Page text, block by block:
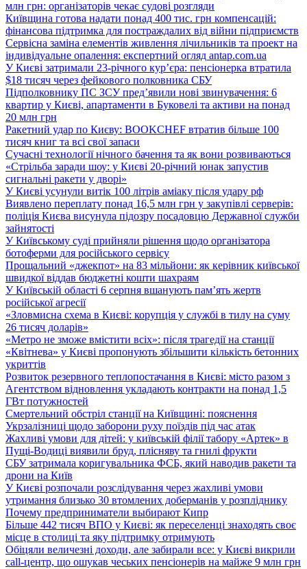
млн грн: організаторів чекає судові розгляди
Київщина готова надати понад 400 тис. грн компенсацій:
фінансова підтримка для постраждалих від війни підприємств
Сервісна заміна елементів живлення лічильників та проект на
індивідуальне опалення: експертний огляд antap.com.ua
У Києві затримали 23-річного кур’єра: пенсіонерка втратила
$18 тисяч через фейкового полковника СБУ
Підполковнику ПС ЗСУ пред’явили нові звинувачення: 6
квартир у Києві, апартаменти в Буковелі та активи на понад
20 млн грн
Ракетний удар по Києву: BOOKCHEF втратив більше 100
тисяч книг та всі свої запаси
Сучасні технології нічного бачення та як вони розвиваються
«Стрільба заради шоу: у Києві 20-річний юнак запустив
сигнальні ракети у дворі»
У Києві усунули витік 100 літрів аміаку після удару рф
Виявлено переплату понад 16,5 млн грн у закупівлі серверів:
поліція Києва висунула підозру посадовцю Державної служби
зайнятості
У Київському суді прийняли рішення щодо організатора
ботоферми для російського сервісу
Прощальний «джекпот» на 83 мільйони: як керівник київської
швидкої віддав бюджетні кошти шахраям
У Київській області 6 серпня вшанують пам’ять жертв
російської агресії
«Зловмисна схема в Києві: корупція у службі в тилу на суму
26 тисяч доларів»
«Метро не зможе вмістити всіх»: після трагедії на станції
«Квітнева» у Києві пропонують збільшити кількість бетонних
укриттів
Розвиток резервного теплопостачання в Києві: місто разом з
Агентством відновлення укладають контракти на понад 1,5
ГВт потужностей
Смертельний обстріл станції на Київщині: пояснення
Укрзалізниці щодо заборони руху поїздів під час атак
Жахливі умови для дітей: у київській філії табору «Артек» в
Пущі-Водиці виявили бруд, плісняву та гнилі фрукти
СБУ затримала коригувальника ФСБ, який наводив ракети та
дрони на Київ
У Києві розпочали розслідування через жахливі умови
утримання близько 30 втомлених доберманів у розпліднику
Почему предприниматели выбирают Кипр
Більше 442 тисяч ВПО у Києві: як переселенці знаходять своє
місце в столиці та яку підтримку отримують
Обіцяли величезні доходи, але забирали все: у Києві викрили
call-центр, що ошукав чеських пенсіонерів на майже 9 млн грн